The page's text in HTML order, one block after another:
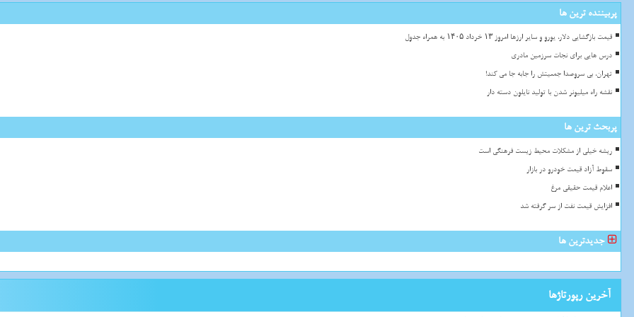
پربیننده ترین ها
قیمت بازگشایی دلار، یورو و سایر ارزها امروز ۱۳ خرداد ۱۴۰۵ به همراه جدول
درس هایی برای نجات سرزمین مادری
تهران، بی سروصدا جمعیتش را جابه جا می کند!
نقشه راه میلیونر شدن با تولید نایلون دسته دار
پربحث ترین ها
ریشه خیلی از مشکلات محیط زیست فرهنگی است
سقوط آزاد قیمت خودرو در بازار
اعلام قیمت حقیقی مرغ
افزایش قیمت نفت از سر گرفته شد
جدیدترین ها
آخرین رپورتاژها